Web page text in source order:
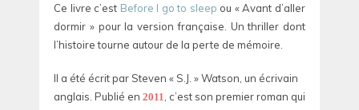
Ce livre c’est Before I go to sleep ou « Avant d’aller
dormir » pour la version française. Un thriller dont
l’histoire tourne autour de la perte de mémoire.
Il a été écrit par Steven « S.J. » Watson, un écrivain
anglais. Publié en 2011, c’est son premier roman qui